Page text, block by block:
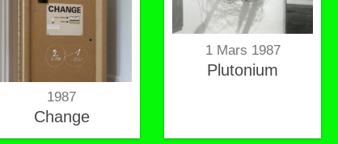
1987
Change
1 Mars 1987
Plutonium